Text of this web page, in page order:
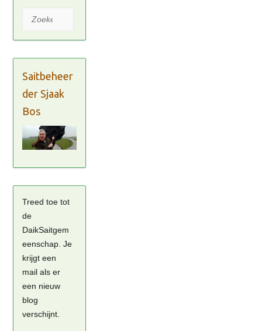
Zoeken
Saitbeheer
der Sjaak
Bos
Treed toe tot
de
DaikSaitgem
eenschap. Je
krijgt een
mail als er
een nieuw
blog
verschijnt.